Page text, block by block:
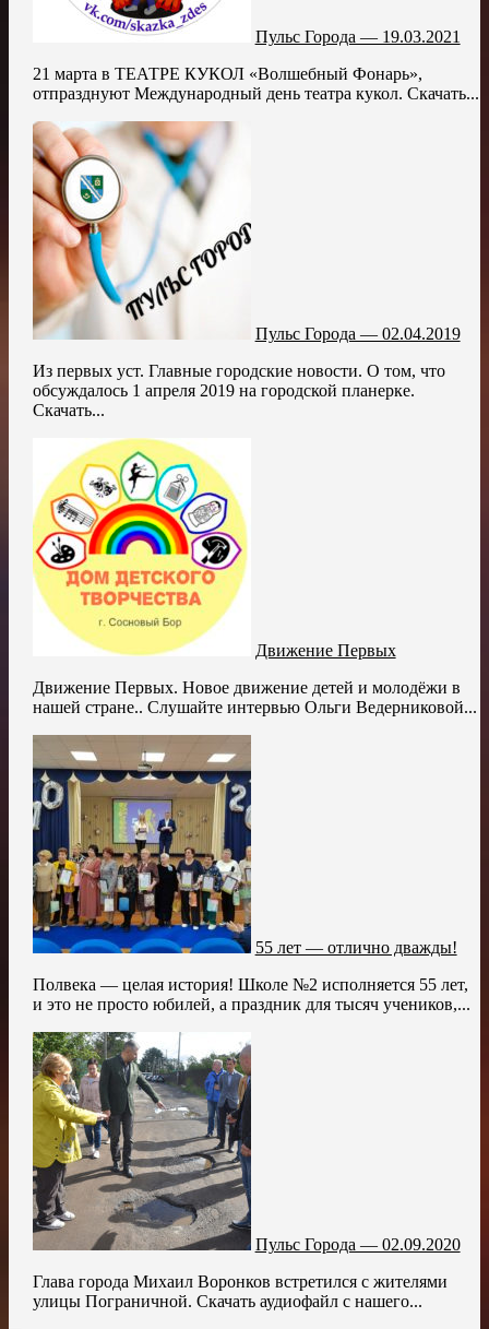
Пульс Города — 19.03.2021
21 марта в ТЕАТРЕ КУКОЛ «Волшебный Фонарь»,
отпразднуют Международный день театра кукол. Скачать...
Пульс Города — 02.04.2019
Из первых уст. Главные городские новости. О том, что
обсуждалось 1 апреля 2019 на городской планерке.
Скачать...
Движение Первых
Движение Первых. Новое движение детей и молодёжи в
нашей стране.. Слушайте интервью Ольги Ведерниковой...
55 лет — отлично дважды!
Полвека — целая история! Школе №2 исполняется 55 лет,
и это не просто юбилей, а праздник для тысяч учеников,...
Пульс Города — 02.09.2020
Глава города Михаил Воронков встретился с жителями
улицы Пограничной. Скачать аудиофайл с нашего...